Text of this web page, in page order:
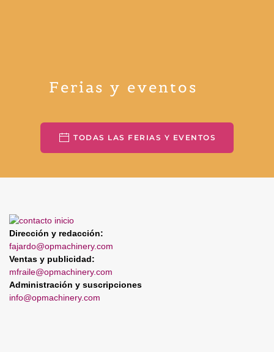
Ferias y eventos
TODAS LAS FERIAS Y EVENTOS
Dirección y redacción:
fajardo@opmachinery.com
Ventas y publicidad:
mfraile@opmachinery.com
Administración y suscripciones
info@opmachinery.com